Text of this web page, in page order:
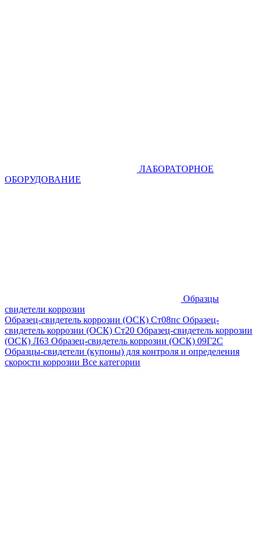
ЛАБОРАТОРНОЕ
ОБОРУДОВАНИЕ
Образцы
свидетели коррозии
Образец-свидетель коррозии (ОСК) Ст08пс Образец-
свидетель коррозии (ОСК) Ст20 Образец-свидетель коррозии
(ОСК) Л63 Образец-свидетель коррозии (ОСК) 09Г2С
Образцы-свидетели (купоны) для контроля и определения
скорости коррозии Все категории